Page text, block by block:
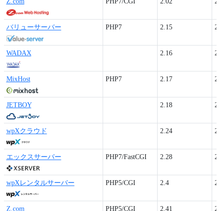
バリューサーバー PHP7 2.15
WADAX 2.16
MixHost PHP7 2.17
JETBOY 2.18
wpXクラウド 2.24
エックスサーバー PHP7/FastCGI 2.28
wpXレンタルサーバー PHP5/CGI 2.4
Z.com PHP5/CGI 2.41